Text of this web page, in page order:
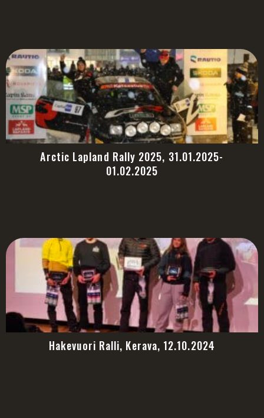
Arctic Lapland Rally 2025, 31.01.2025-
01.02.2025
Hakevuori Ralli, Kerava, 12.10.2024